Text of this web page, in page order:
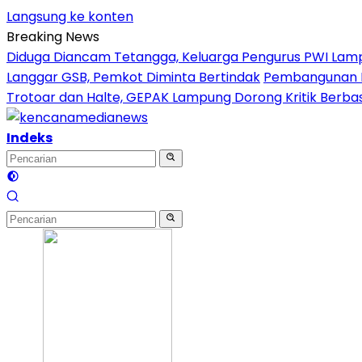
Langsung ke konten
Breaking News
Diduga Diancam Tetangga, Keluarga Pengurus PWI
Langgar GSB, Pemkot Diminta Bertindak Pembangunan
Trotoar dan Halte, GEPAK Lampung Dorong Kritik
Indeks